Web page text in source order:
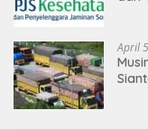
April